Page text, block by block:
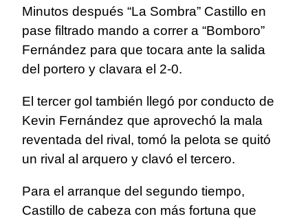
Minutos después “La Sombra” Castillo en
pase filtrado mando a correr a “Bomboro”
Fernández para que tocara ante la salida
del portero y clavara el 2-0.
El tercer gol también llegó por conducto de
Kevin Fernández que aprovechó la mala
reventada del rival, tomó la pelota se quitó
un rival al arquero y clavó el tercero.
Para el arranque del segundo tiempo,
Castillo de cabeza con más fortuna que